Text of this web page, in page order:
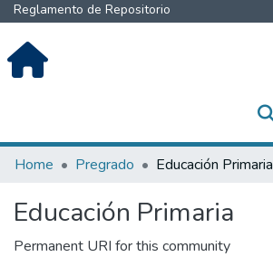
Reglamento de Repositorio
Communities & Collections
Home Pregrado Educación Primaria
Educación Primaria
Permanent URI for this community